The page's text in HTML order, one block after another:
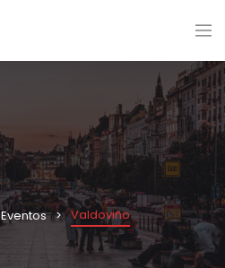
Eventos Valdoviño